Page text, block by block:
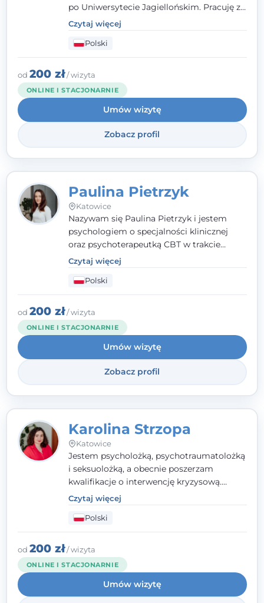
po Uniwersytecie Jagiellońskim. Pracuję z
dorosłymi, młodzieżą i dziećmi, opierając
pomoc na zrozumieniu indywidualnych
potrzeb i więzi zbudowanej na zaufaniu.
Terapia to dla mnie bezpieczne miejsce, w
którym poczujesz się wysłuchany i
zrozumiany.
Czytaj więcej
Polski
od 200 zł/ wizyta
ONLINE I STACJONARNIE
Umów wizytę
Zobacz profil
Paulina Pietrzyk
Katowice
Nazywam się Paulina Pietrzyk i jestem
psychologiem o specjalności klinicznej
oraz psychoterapeutką CBT w trakcie
szkolenia. Pracuję z dorosłymi, którzy
szukają wsparcia w trudnych momentach -
w obliczu lęku, przewlekłego stresu,
natłoku myśli, obniżonego nastroju,
wypalenia czy kryzysu, a także po prostu
chcą lepiej poznać siebie.
Czytaj więcej
Polski
od 200 zł/ wizyta
ONLINE I STACJONARNIE
Umów wizytę
Zobacz profil
Karolina Strzopa
Katowice
Jestem psycholożką, psychotraumatolożką
i seksuolożką, a obecnie poszerzam
kwalifikacje o interwencję kryzysową.
Pracuję w nurcie terapii trzeciej fali, łącząc
metody o potwierdzonej skuteczności.
Towarzyszę młodzieży, dorosłym i parom w
radzeniu sobie z bolesnymi
doświadczeniami tak, by mogli żyć pełniej.
Czytaj więcej
Polski
od 200 zł/ wizyta
ONLINE I STACJONARNIE
Umów wizytę